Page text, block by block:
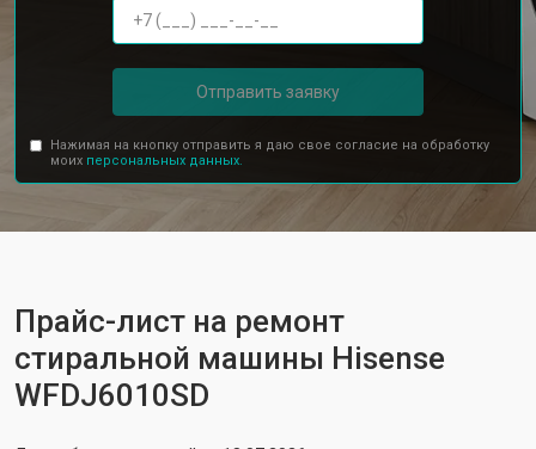
Отправить заявку
Нажимая на кнопку отправить я даю свое согласие на обработку
моих персональных данных.
Прайс-лист на ремонт
стиральной машины Hisense
WFDJ6010SD